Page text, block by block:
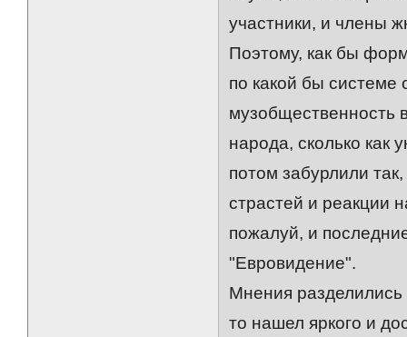
участники, и члены
Поэтому, как бы
по какой бы системе
музобщественность
народа, сколько как
потом забурлили
страстей и реакции
пожалуй, и
"Евровидение".
Мнения разделились
то нашел яркого и